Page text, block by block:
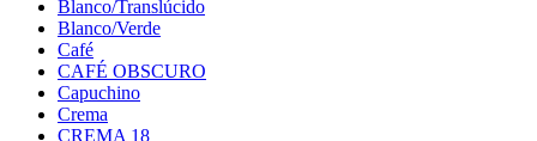
Blanco/Translúcido
Blanco/Verde
Café
CAFÉ OBSCURO
Capuchino
Crema
CREMA 18